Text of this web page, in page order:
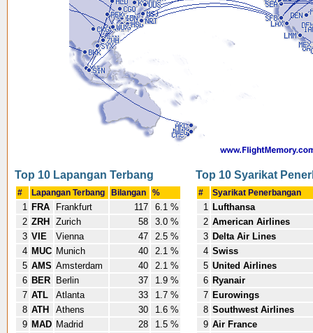
Top 10 Lapangan Terbang
# Lapangan Terbang Bilangan %
1 FRA Frankfurt 117
6.1 %
2 ZRH Zurich 58
3.0 %
3 VIE Vienna 47
2.5 %
4 MUC Munich 40
2.1 %
5 AMS Amsterdam 40
2.1 %
6 BER Berlin 37
1.9 %
7 ATL Atlanta 33
1.7 %
8 ATH Athens 30
1.6 %
9 MAD Madrid 28
1.5 %
Top 10 Syarikat
# Syarikat Penerbangan
1 Lufthansa
2 American Airlines
3 Delta Air Lines
4 Swiss
5 United Airlines
6 Ryanair
7 Eurowings
8 Southwest Airlines
9 Air France